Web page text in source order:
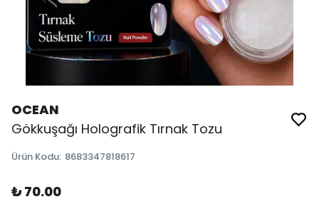
OCEAN
Gökkuşağı Holografik Tırnak Tozu
Ürün Kodu: 8683347818617
₺ 70.00